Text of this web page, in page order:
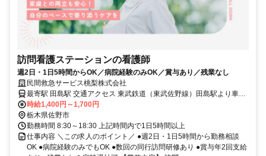
訪問看護ステーションの看護師
週2日・1日5時間からOK／病院経験のみOK／賞与あり／残業なし
民間救急サービス桃梨株式会社
最寄駅 田島駅 交通アクセス 東武鉄道（東武佐野線）田島駅より車で
5分
時給1,400円～1,700円
栃木県佐野市
勤務時間 8:30～18:30 上記時間内で1日5時間以上
仕事内容 ＼この求人のポイント／ ●週2日・1日5時間から勤務相談
OK ●病院経験のみでもOK ●数回の同行訪問研修あり ●賞与年2回支給